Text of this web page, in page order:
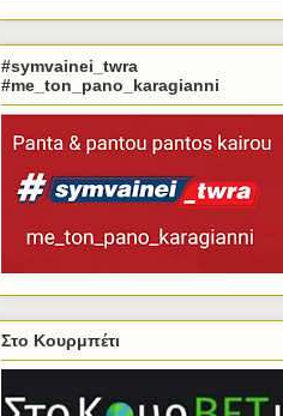
#symvainei_twra
#me_ton_pano_karagianni
Στο Κουρμπέτι